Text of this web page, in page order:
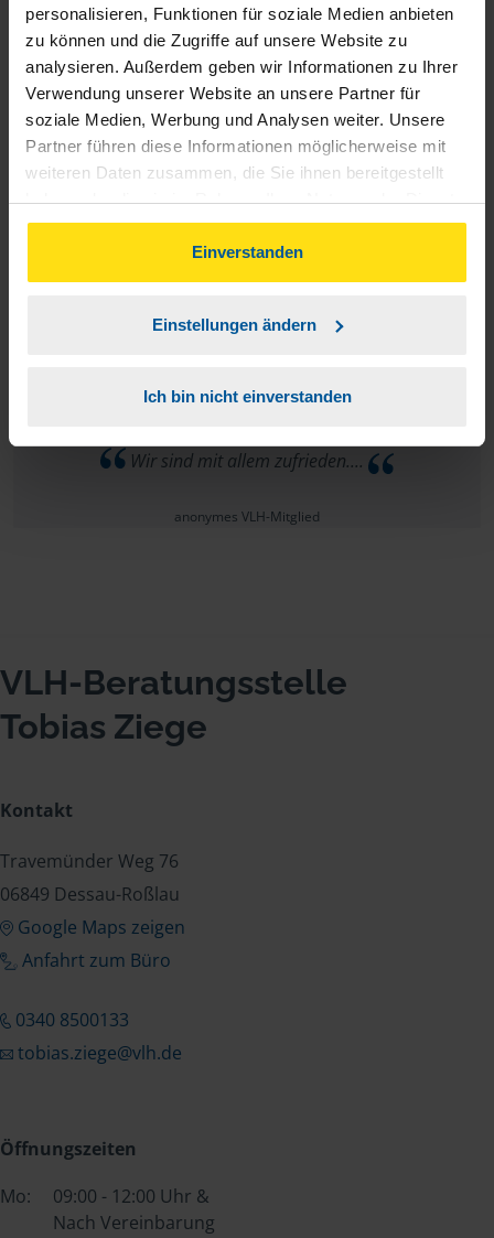
personalisieren, Funktionen für soziale Medien anbieten
zu können und die Zugriffe auf unsere Website zu
analysieren. Außerdem geben wir Informationen zu Ihrer
Verwendung unserer Website an unsere Partner für
soziale Medien, Werbung und Analysen weiter. Unsere
Partner führen diese Informationen möglicherweise mit
weiteren Daten zusammen, die Sie ihnen bereitgestellt
haben oder die sie im Rahmen Ihrer Nutzung der Dienste
gesammelt haben. Indem Sie auf Einverstanden klicken,
können Sie der Verwendung von Cookies, gemäß
unserer➔ Datenschutzrichtliniezustimmen.
Einverstanden
Einstellungen ändern
Ich bin nicht einverstanden
Sehr geehrter VLh, es ist alles gut, weiter so. Mit
freundlichen Grüßen, Ihr Mitglied Frank Barth
Frank Barth
anonymes VLH-Mitglied
Wir sind mit allem zufrieden....
anonymes VLH-Mitglied
VLH-Beratungsstelle
Tobias Ziege
Kontakt
Travemünder Weg 76
06849 Dessau-Roßlau
Google Maps zeigen
Anfahrt zum Büro
0340 8500133
tobias.ziege@vlh.de
Öffnungszeiten
Mo:
09:00 - 12:00 Uhr &
Nach Vereinbarung